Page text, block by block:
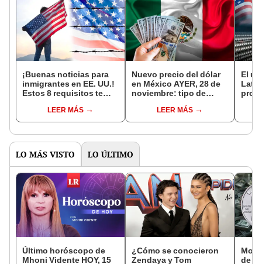
¡Buenas noticias para
inmigrantes en EE. UU.!
Estos 8 requisitos te
cancelación de
deportación
LEER MÁS
Nuevo precio del dólar
en México AYER, 28 de
noviembre: tipo de
Azteca, BBVA y más
LEER MÁS
El
LO MÁS VISTO LO ÚLTIMO
Último horóscopo de
Mhoni Vidente HOY, 15
¿Cómo se conocieron
Zendaya y Tom
de